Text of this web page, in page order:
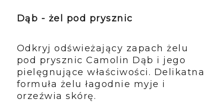
Dąb - żel pod prysznic
Odkryj odświeżający zapach żelu
pod prysznic Camolin Dąb i jego
pielęgnujące właściwości. Delikatna
formuła żelu łagodnie myje i
orzeźwia skórę.